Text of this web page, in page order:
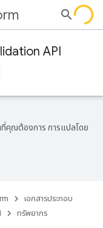
API
ที่คุณต้องการ การแปลโดย
เอกสารประกอบ
ทรัพยากร